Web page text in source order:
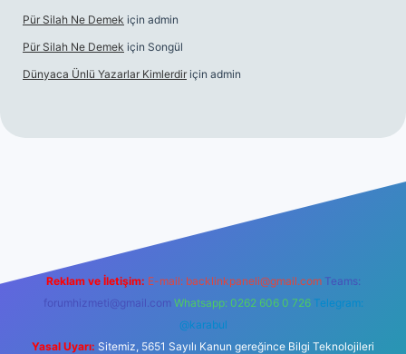
Pür Silah Ne Demek için admin
Pür Silah Ne Demek için Songül
Dünyaca Ünlü Yazarlar Kimlerdir için admin
Reklam ve İletişim: E-mail: backlinkpaneli@gmail.com Teams:
forumhizmeti@gmail.com Whatsapp: 0262 606 0 726 Telegram:
@karabul
Yasal Uyarı: Sitemiz, 5651 Sayılı Kanun gereğince Bilgi Teknolojileri